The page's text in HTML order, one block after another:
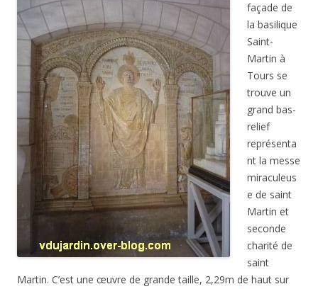
façade de
la basilique
Saint-
Martin à
Tours se
trouve un
grand bas-
relief
représenta
nt la messe
miraculeus
e de saint
Martin et
seconde
charité de
saint
Martin. C’est une œuvre de grande taille, 2,29m de haut sur